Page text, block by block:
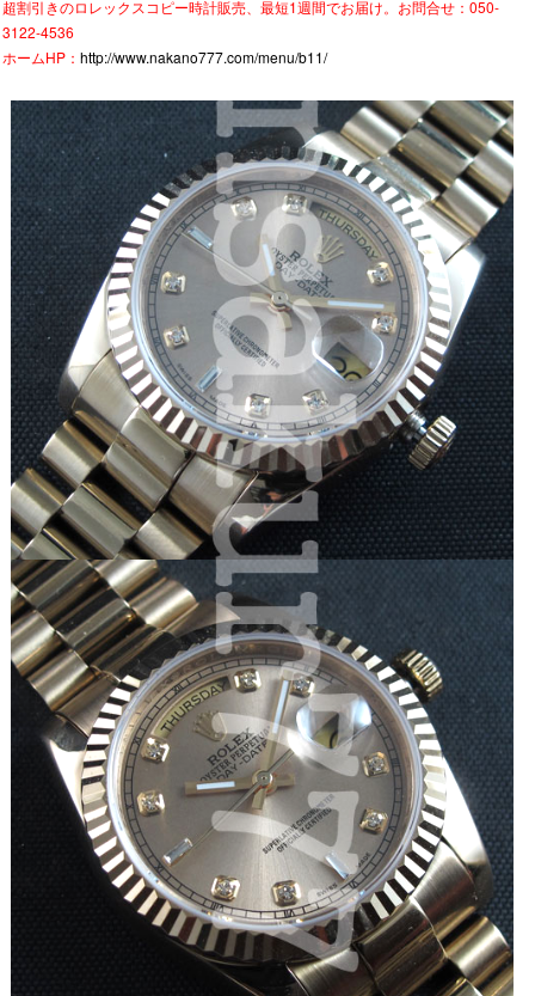
超割引きのロレックスコピー時計販売、最短1週間でお届け。お問合せ：050-
3122-4536
ホームHP： http://www.nakano777.com/menu/b11/